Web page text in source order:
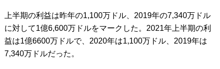
上半期の利益は昨年の1,100万ドル、2019年の7,340万ドル
に対して1億6,600万ドルをマークした。2021年上半期の利
益は1億6600万ドルで、2020年は1,100万ドル、2019年は
7,340万ドルだった。